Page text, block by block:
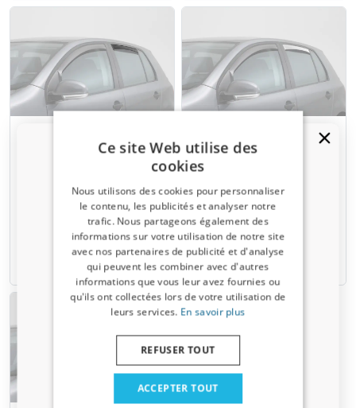
convient à Fiat 500X 2015-
ClimAir - gris fumé
€ 54,95
6-8 semaines
convient à Fiat 500X 2015-
ClimAir - clair transparent
€ 54,95
6-8 semaines
Ce site Web utilise des
cookies
Nous utilisons des cookies pour personnaliser
le contenu, les publicités et analyser notre
trafic. Nous partageons également des
informations sur votre utilisation de notre site
avec nos partenaires de publicité et d'analyse
qui peuvent les combiner avec d'autres
informations que vous leur avez fournies ou
qu'ils ont collectées lors de votre utilisation de
leurs services. En savoir plus
ACCEPTER TOUT
REFUSER TOUT
Un code de réduction de 5 % ?
Inscrivez-vous dès maintenant à notre
newsletter et profitez-en ! Votre code promo est
valable 3 jours.